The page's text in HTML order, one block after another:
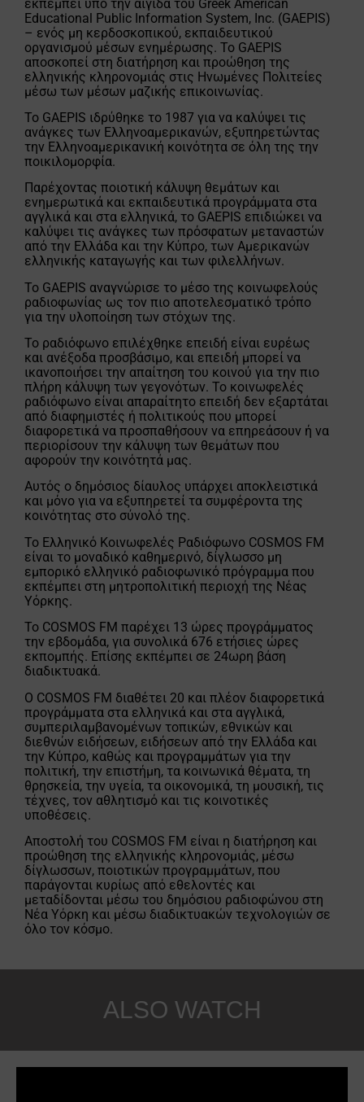
εκπέμπει υπό την αιγίδα του Greek American
Educational Public Information System, Inc. (GAEPIS)
– ενός μη κερδοσκοπικού, εκπαιδευτικού
οργανισμού μέσων ενημέρωσης. Το GAEPIS
αποσκοπεί στη διατήρηση και προώθηση της
ελληνικής κληρονομιάς στις Ηνωμένες Πολιτείες
μέσω των μέσων μαζικής επικοινωνίας.
Το GAEPIS ιδρύθηκε το 1987 για να καλύψει τις
ανάγκες των Ελληνοαμερικανών, εξυπηρετώντας
την Ελληνοαμερικανική κοινότητα σε όλη της την
ποικιλομορφία.
Παρέχοντας ποιοτική κάλυψη θεμάτων και
ενημερωτικά και εκπαιδευτικά προγράμματα στα
αγγλικά και στα ελληνικά, το GAEPIS επιδιώκει να
καλύψει τις ανάγκες των πρόσφατων μεταναστών
από την Ελλάδα και την Κύπρο, των Αμερικανών
ελληνικής καταγωγής και των φιλελλήνων.
Το GAEPIS αναγνώρισε το μέσο της κοινωφελούς
ραδιοφωνίας ως τον πιο αποτελεσματικό τρόπο
για την υλοποίηση των στόχων της.
Το ραδιόφωνο επιλέχθηκε επειδή είναι ευρέως
και ανέξοδα προσβάσιμο, και επειδή μπορεί να
ικανοποιήσει την απαίτηση του κοινού για την πιο
πλήρη κάλυψη των γεγονότων. Το κοινωφελές
ραδιόφωνο είναι απαραίτητο επειδή δεν εξαρτάται
από διαφημιστές ή πολιτικούς που μπορεί
διαφορετικά να προσπαθήσουν να επηρεάσουν ή να
περιορίσουν την κάλυψη των θεμάτων που
αφορούν την κοινότητά μας.
Αυτός ο δημόσιος δίαυλος υπάρχει αποκλειστικά
και μόνο για να εξυπηρετεί τα συμφέροντα της
κοινότητας στο σύνολό της.
Το Ελληνικό Κοινωφελές Ραδιόφωνο COSMOS FM
είναι το μοναδικό καθημερινό, δίγλωσσο μη
εμπορικό ελληνικό ραδιοφωνικό πρόγραμμα που
εκπέμπει στη μητροπολιτική περιοχή της Νέας
Υόρκης.
Το COSMOS FM παρέχει 13 ώρες προγράμματος
την εβδομάδα, για συνολικά 676 ετήσιες ώρες
εκπομπής. Επίσης εκπέμπει σε 24ωρη βάση
διαδικτυακά.
Ο COSMOS FM διαθέτει 20 και πλέον διαφορετικά
προγράμματα στα ελληνικά και στα αγγλικά,
συμπεριλαμβανομένων τοπικών, εθνικών και
διεθνών ειδήσεων, ειδήσεων από την Ελλάδα και
την Κύπρο, καθώς και προγραμμάτων για την
πολιτική, την επιστήμη, τα κοινωνικά θέματα, τη
θρησκεία, την υγεία, τα οικονομικά, τη μουσική, τις
τέχνες, τον αθλητισμό και τις κοινοτικές
υποθέσεις.
Αποστολή του COSMOS FM είναι η διατήρηση και
προώθηση της ελληνικής κληρονομιάς, μέσω
δίγλωσσων, ποιοτικών προγραμμάτων, που
παράγονται κυρίως από εθελοντές και
μεταδίδονται μέσω του δημόσιου ραδιοφώνου στη
Νέα Υόρκη και μέσω διαδικτυακών τεχνολογιών σε
όλο τον κόσμο.
ALSO WATCH